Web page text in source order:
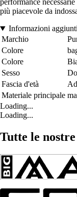
performance
più piacevole da
Informazioni
Marchio
Colore
Colore
Sesso
Fascia d'età
Materiale principale
Loading...
Loading...
Tutte le